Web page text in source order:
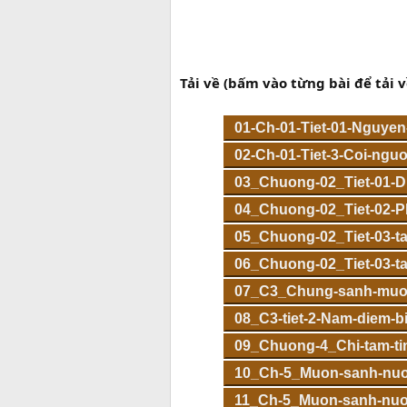
Tải về (bấm vào từng bài để tải